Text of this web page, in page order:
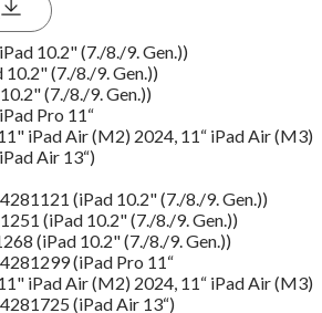
10.2" (7./8./9. Gen.))
(7./8./9. Gen.))
(7./8./9. Gen.))
Pro 11“
iPad Air (M2) 2024, 11“ iPad Air (M3)
Air 13“)
(iPad 10.2" (7./8./9. Gen.))
(iPad 10.2" (7./8./9. Gen.))
(iPad 10.2" (7./8./9. Gen.))
(iPad Pro 11“
iPad Air (M2) 2024, 11“ iPad Air (M3)
(iPad Air 13“)